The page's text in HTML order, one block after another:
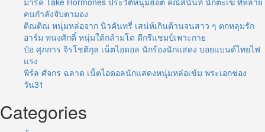
คนกำลังจับตามอง
ติณติณ หนุ่มหล่อจาก นิวคันทรี่ เสน่ห์เกินต้านจนสาว ๆ ตกหลุมรัก
อาร์ม ทนงศักดิ์ หนุ่มใต้กล้ามโต ดีกรีแชมป์เพาะกาย
ป๋อ ศุภการ จิรโชติกุล เน็ตไอดอล นักร้องนักแสดง บอยแบนด์ไทยไฟ
แรง
พิร์ล ศัจกร ฉลาด เน็ตไอดอลนักแสดงหนุ่มหล่อเข้ม พระเอกช่อง
วัน31
Categories